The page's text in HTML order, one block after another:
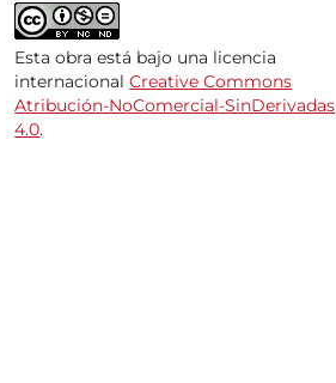
Esta obra está bajo una licencia
internacionalCreative Commons
Atribución-NoComercial-SinDerivadas
4.0.